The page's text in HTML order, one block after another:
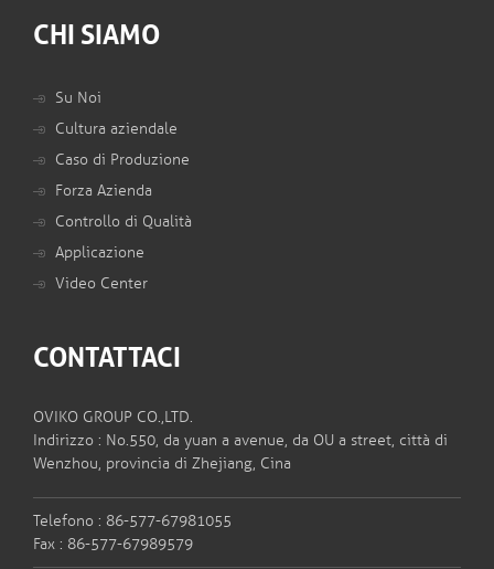
CHI SIAMO
Su Noi
Cultura aziendale
Caso di Produzione
Forza Azienda
Controllo di Qualità
Applicazione
Video Center
CONTATTACI
OVIKO GROUP CO.,LTD.
Indirizzo : No.550, da yuan a avenue, da OU a street, città di
Wenzhou, provincia di Zhejiang, Cina
Telefono : 86-577-67981055
Fax : 86-577-67989579